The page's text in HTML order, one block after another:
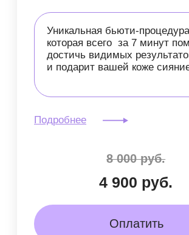
Баночный вакуум в мануальных
техниках
4 900 руб.
Идеальное решение для тех, кто
хочет не только улучшить фигуру,
но и укрепить здоровье, справляясь
с мышечными зажимами и укрепляя
Оплатить